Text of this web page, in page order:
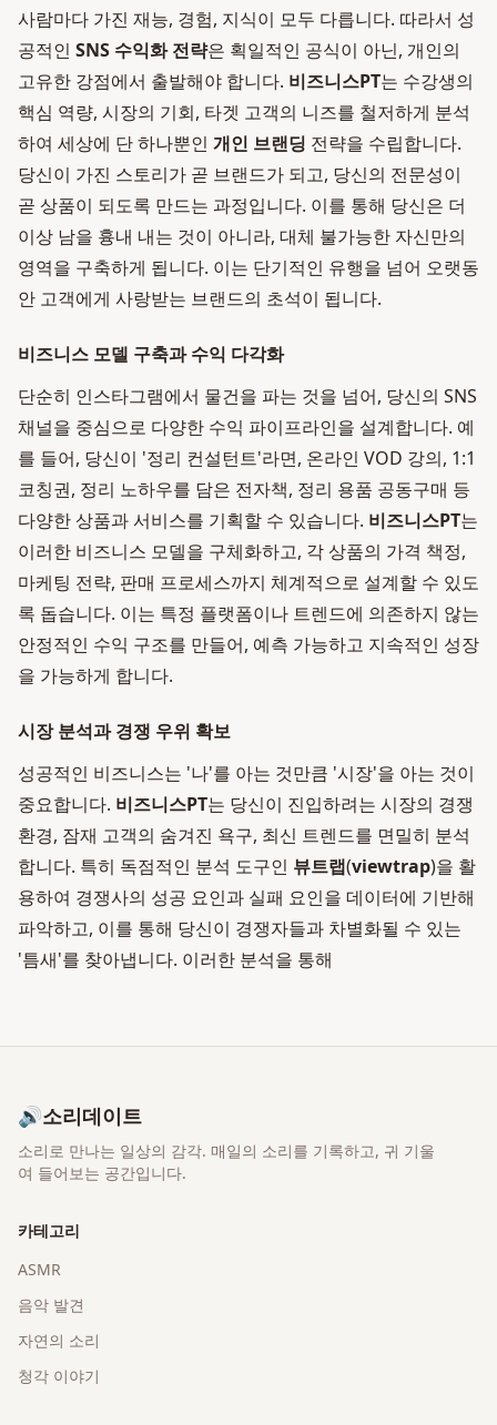
사람마다 가진 재능, 경험, 지식이 모두 다릅니다. 따라서 성
공적인 SNS 수익화 전략은 획일적인 공식이 아닌, 개인의
고유한 강점에서 출발해야 합니다. 비즈니스PT는 수강생의
핵심 역량, 시장의 기회, 타겟 고객의 니즈를 철저하게 분석
하여 세상에 단 하나뿐인 개인 브랜딩 전략을 수립합니다.
당신이 가진 스토리가 곧 브랜드가 되고, 당신의 전문성이
곧 상품이 되도록 만드는 과정입니다. 이를 통해 당신은 더
이상 남을 흉내 내는 것이 아니라, 대체 불가능한 자신만의
영역을 구축하게 됩니다. 이는 단기적인 유행을 넘어 오랫동
안 고객에게 사랑받는 브랜드의 초석이 됩니다.
비즈니스 모델 구축과 수익 다각화
단순히 인스타그램에서 물건을 파는 것을 넘어, 당신의 SNS
채널을 중심으로 다양한 수익 파이프라인을 설계합니다. 예
를 들어, 당신이 '정리 컨설턴트'라면, 온라인 VOD 강의, 1:1
코칭권, 정리 노하우를 담은 전자책, 정리 용품 공동구매 등
다양한 상품과 서비스를 기획할 수 있습니다. 비즈니스PT는
이러한 비즈니스 모델을 구체화하고, 각 상품의 가격 책정,
마케팅 전략, 판매 프로세스까지 체계적으로 설계할 수 있도
록 돕습니다. 이는 특정 플랫폼이나 트렌드에 의존하지 않는
안정적인 수익 구조를 만들어, 예측 가능하고 지속적인 성장
을 가능하게 합니다.
시장 분석과 경쟁 우위 확보
성공적인 비즈니스는 '나'를 아는 것만큼 '시장'을 아는 것이
중요합니다. 비즈니스PT는 당신이 진입하려는 시장의 경쟁
환경, 잠재 고객의 숨겨진 욕구, 최신 트렌드를 면밀히 분석
합니다. 특히 독점적인 분석 도구인 뷰트랩(viewtrap)을 활
용하여 경쟁사의 성공 요인과 실패 요인을 데이터에 기반해
파악하고, 이를 통해 당신이 경쟁자들과 차별화될 수 있는
'틈새'를 찾아냅니다. 이러한 분석을 통해
🔊소리데이트
소리로 만나는 일상의 감각. 매일의 소리를 기록하고, 귀 기울
여 들어보는 공간입니다.
카테고리
ASMR
음악 발견
자연의 소리
청각 이야기